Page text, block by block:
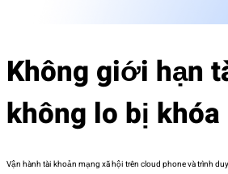
Không giới hạn
không lo bị khóa
Vận hành tài khoản mạng xã hội trên cloud phone và trình